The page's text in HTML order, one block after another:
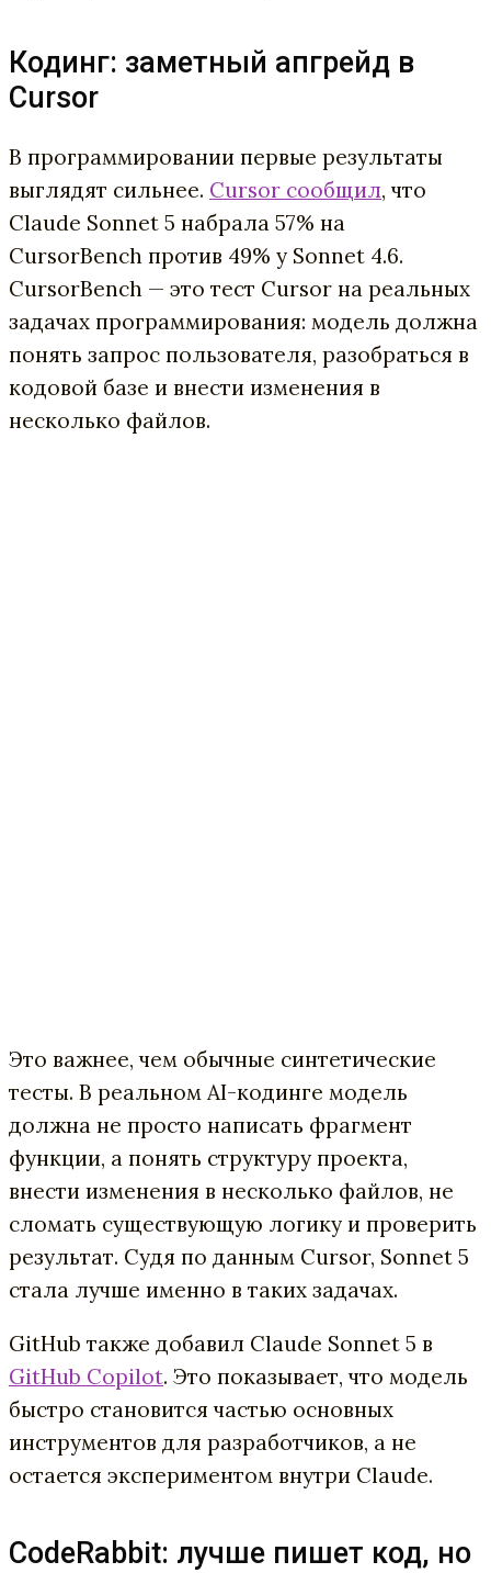
Кодинг: заметный апгрейд в
Cursor
В программировании первые результаты
выглядят сильнее. Cursor сообщил, что
Claude Sonnet 5 набрала 57% на
CursorBench против 49% у Sonnet 4.6.
CursorBench — это тест Cursor на реальных
задачах программирования: модель должна
понять запрос пользователя, разобраться в
кодовой базе и внести изменения в
несколько файлов.
Это важнее, чем обычные синтетические
тесты. В реальном AI-кодинге модель
должна не просто написать фрагмент
функции, а понять структуру проекта,
внести изменения в несколько файлов, не
сломать существующую логику и проверить
результат. Судя по данным Cursor, Sonnet 5
стала лучше именно в таких задачах.
GitHub также добавил Claude Sonnet 5 в
GitHub Copilot. Это показывает, что модель
быстро становится частью основных
инструментов для разработчиков, а не
остается экспериментом внутри Claude.
CodeRabbit: лучше пишет код, но